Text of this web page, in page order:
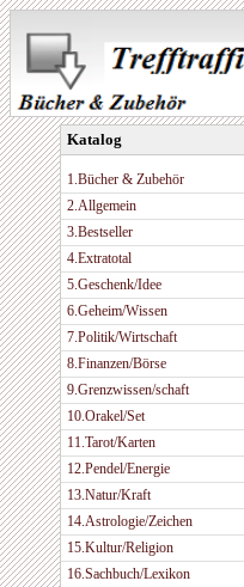
Katalog
1.Bücher & Zubehör
2.Allgemein
3.Bestseller
4.Extratotal
5.Geschenk/Idee
6.Geheim/Wissen
7.Politik/Wirtschaft
8.Finanzen/Börse
9.Grenzwissen/schaft
10.Orakel/Set
11.Tarot/Karten
12.Pendel/Energie
13.Natur/Kraft
14.Astrologie/Zeichen
15.Kultur/Religion
16.Sachbuch/Lexikon